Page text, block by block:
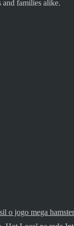
and families alike.
o jogo mega